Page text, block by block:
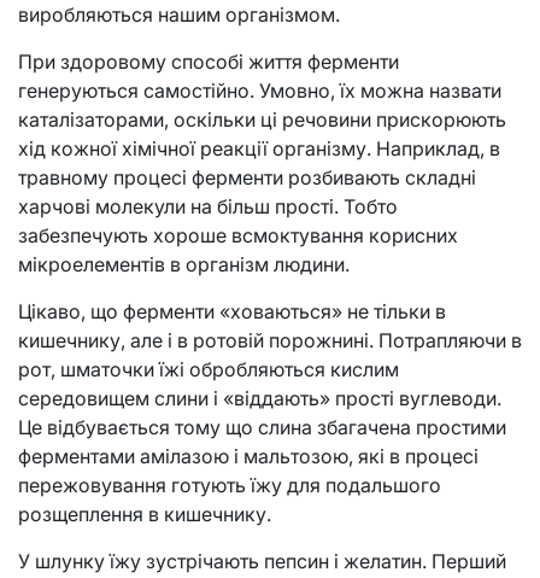
виробляються нашим організмом.
При здоровому способі життя ферменти
генеруються самостійно. Умовно, їх можна назвати
каталізаторами, оскільки ці речовини прискорюють
хід кожної хімічної реакції організму. Наприклад, в
травному процесі ферменти розбивають складні
харчові молекули на більш прості. Тобто
забезпечують хороше всмоктування корисних
мікроелементів в організм людини.
Цікаво, що ферменти «ховаються» не тільки в
кишечнику, але і в ротовій порожнині. Потрапляючи в
рот, шматочки їжі обробляються кислим
середовищем слини і «віддають» прості вуглеводи.
Це відбувається тому що слина збагачена простими
ферментами амілазою і мальтозою, які в процесі
пережовування готують їжу для подальшого
розщеплення в кишечнику.
У шлунку їжу зустрічають пепсин і желатин. Перший